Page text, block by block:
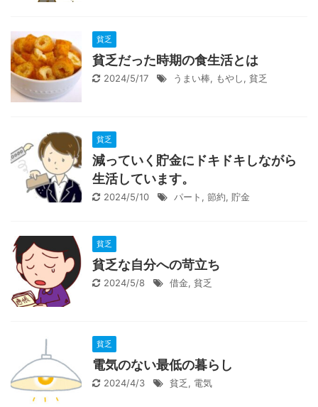
貧乏
貧乏だった時期の食生活とは
2024/5/17 うまい棒, もやし, 貧乏
貧乏
減っていく貯金にドキドキしながら
生活しています。
2024/5/10 パート , 節約, 貯金
貧乏
貧乏な自分への苛立ち
2024/5/8 借金, 貧乏
貧乏
電気のない最低の暮らし
2024/4/3 貧乏, 電気